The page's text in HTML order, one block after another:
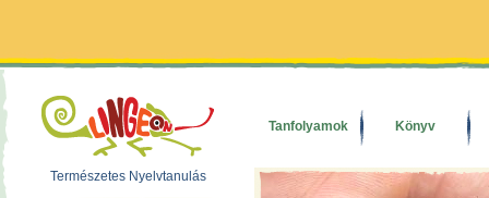
Természetes Nyelvtanulás
Tanfolyamok Könyv